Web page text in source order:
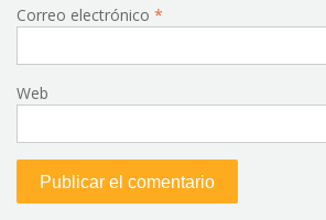
Correo electrónico *
Web